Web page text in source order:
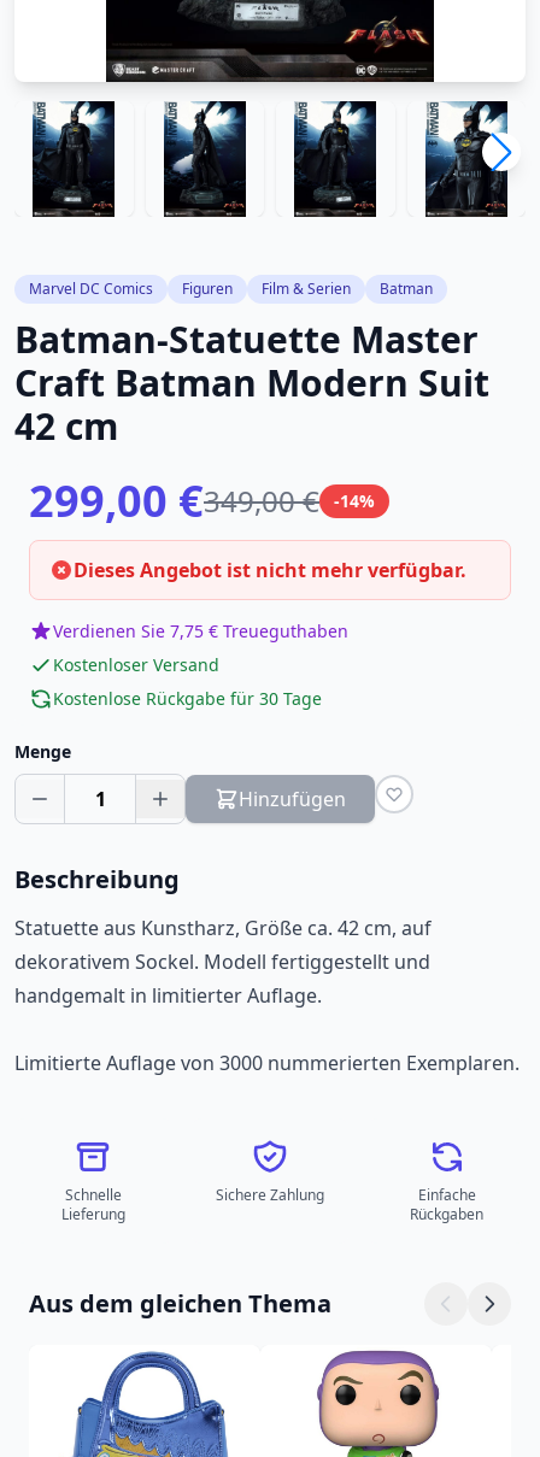
Marvel DC Comics Figuren Film & Serien Batman
Batman-Statuette Master
Craft Batman Modern Suit
42 cm
299,00 €349,00 € -14%
Dieses Angebot ist nicht mehr verfügbar.
Verdienen Sie 7,75 € Treueguthaben
Kostenloser Versand
Kostenlose Rückgabe für 30 Tage
Menge
1 Hinzufügen
Beschreibung
Statuette aus Kunstharz, Größe ca. 42 cm, auf
dekorativem Sockel. Modell fertiggestellt und
handgemalt in limitierter Auflage.
Limitierte Auflage von 3000 nummerierten Exemplaren.
Schnelle
Lieferung
Sichere Zahlung
Einfache
Rückgaben
Aus dem gleichen Thema